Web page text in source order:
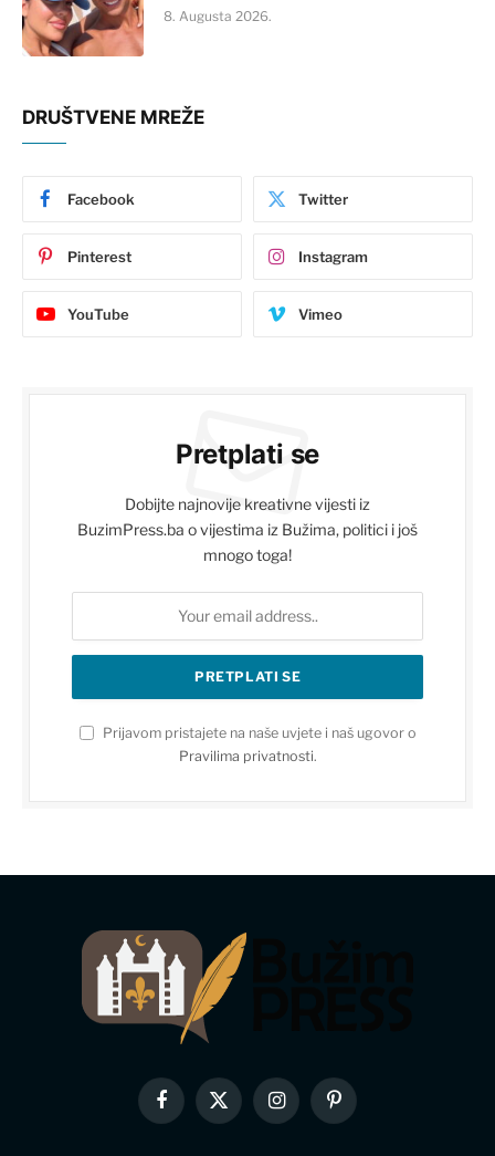
8. Augusta 2026.
DRUŠTVENE MREŽE
Facebook Twitter
Pinterest Instagram
YouTube Vimeo
Pretplati se
Dobijte najnovije kreativne vijesti iz
BuzimPress.ba o vijestima iz Bužima, politici i još
mnogo toga!
Prijavom pristajete na naše uvjete i naš ugovor o
Pravilima privatnosti.
Facebook
X
(Twitter)
InstagramPinterest